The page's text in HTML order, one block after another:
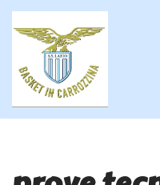
contenuto